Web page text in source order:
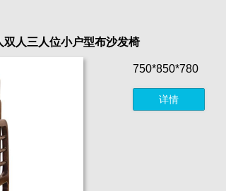
人三人位小户型布沙发椅
750*850*780
详情